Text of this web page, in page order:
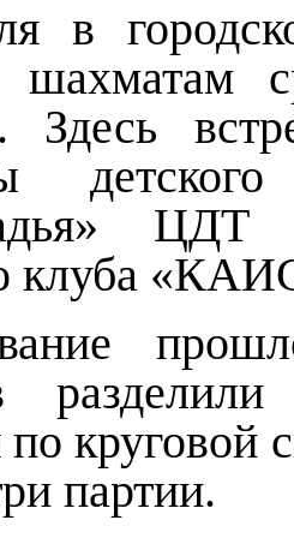
в
шахматам
Здесь
ЦДТ
клуба
по круговой
партии.